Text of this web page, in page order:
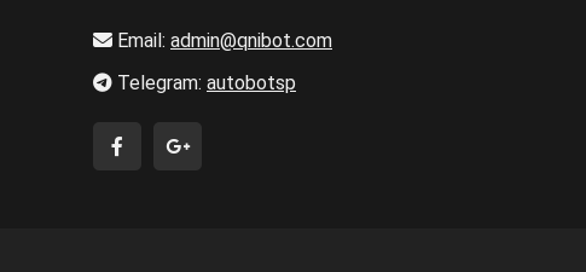
Email: admin@qnibot.com
Telegram: autobotsp